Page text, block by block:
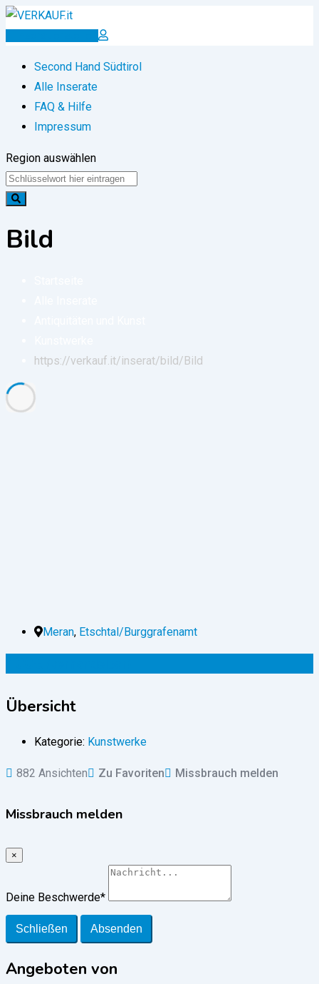
Zum
Inserat erstellen
Second Hand Südtirol
Alle Inserate
FAQ & Hilfe
Impressum
Region auswählen
Bild
https://verkauf.it/inserat/bild/ Bild
Meran, Etschtal/Burggrafenamt
Übersicht
Kategorie: Kunstwerke
882 Ansichten Zu Favoriten Missbrauch melden
Missbrauch melden
×
Deine Beschwerde*
Schließen Absenden
Angeboten von